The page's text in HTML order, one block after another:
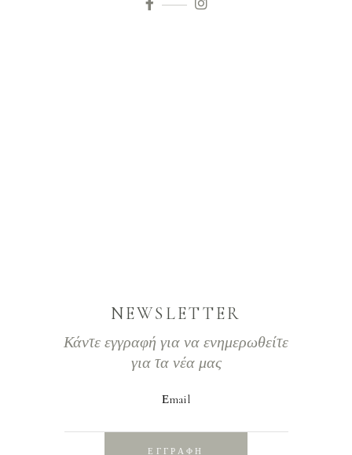
NEWSLETTER
Κάντε εγγραφή για να ενημερωθείτε
για τα νέα μας
Εmail
ΕΓΓΡΑΦΗ